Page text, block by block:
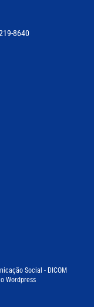
8640
Social - DICOM
Wordpress